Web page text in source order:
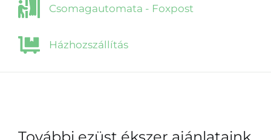
Csomagautomata - Foxpost
Házhozszállítás